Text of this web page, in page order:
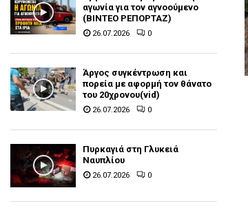
αγωνία για τον αγνοούμενο
(ΒΙΝΤΕΟ ΡΕΠΟΡΤΑΖ)
26.07.2026 0
Άργος συγκέντρωση και
πορεία με αφορμή τον θάνατο
του 20χρονου(vid)
26.07.2026 0
Πυρκαγιά στη Γλυκειά
Ναυπλίου
26.07.2026 0